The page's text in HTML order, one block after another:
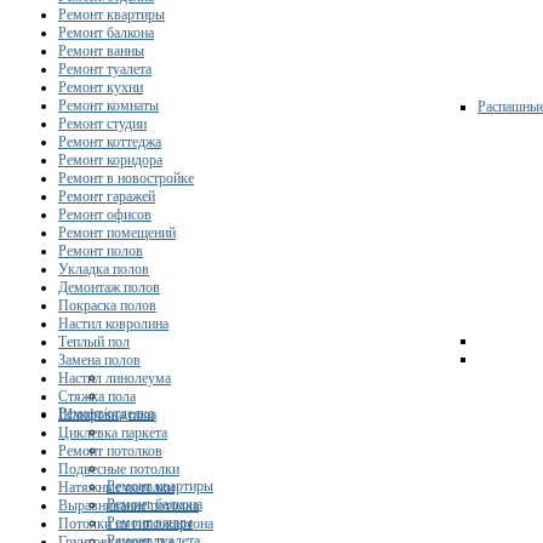
Ремонт/отделка
Ремонт квартиры
Ремонт балкона
Ремонт ванны
Ремонт квартиры
Ремонт балкона
Ремонт ванны
Ремонт туалета
Ремонт кухни
Ремонт комнаты
Ремонт студии
Ремонт коттеджа
Ремонт коридора
Ремонт в новостройке
Ремонт гаражей
Ремонт офисов
Ремонт помещений
Ремонт полов
Укладка полов
Демонтаж полов
Покраска полов
Настил ковролина
Теплый пол
Замена полов
Настил линолеума
Стяжка пола
Шлифовка пола
Циклевка паркета
Ремонт потолков
Подвесные потолки
Натяжные потолки
Выравнивание потолка
Потолки из гипсокартона